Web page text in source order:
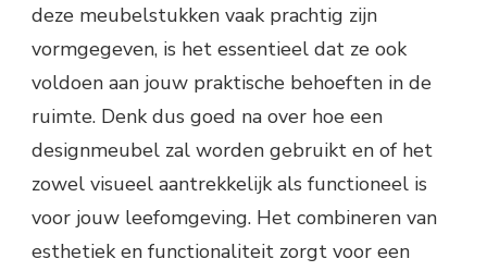
deze meubelstukken vaak prachtig zijn
vormgegeven, is het essentieel dat ze ook
voldoen aan jouw praktische behoeften in de
ruimte. Denk dus goed na over hoe een
designmeubel zal worden gebruikt en of het
zowel visueel aantrekkelijk als functioneel is
voor jouw leefomgeving. Het combineren van
esthetiek en functionaliteit zorgt voor een